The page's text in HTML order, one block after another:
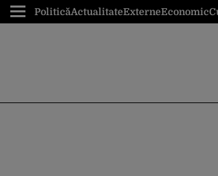
PoliticăActualitateExterneEconomic